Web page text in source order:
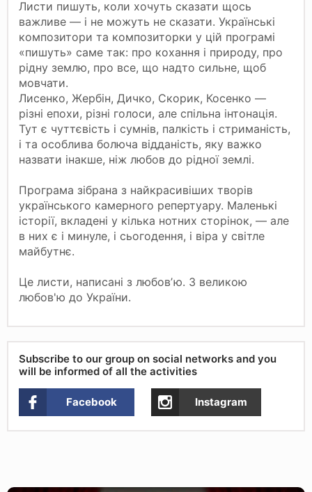
Листи пишуть, коли хочуть сказати щось
важливе — і не можуть не сказати. Українські
композитори та композиторки у цій програмі
«пишуть» саме так: про кохання і природу, про
рідну землю, про все, що надто сильне, щоб
мовчати.
Лисенко, Жербін, Дичко, Скорик, Косенко —
різні епохи, різні голоси, але спільна інтонація.
Тут є чуттєвість і сумнів, палкість і стриманість,
і та особлива болюча відданість, яку важко
назвати інакше, ніж любов до рідної землі.
Програма зібрана з найкрасивіших творів
українського камерного репертуару. Маленькі
історії, вкладені у кілька нотних сторінок, — але
в них є і минуле, і сьогодення, і віра у світле
майбутнє.
Це листи, написані з любовʼю. З великою
любов'ю до України.
Subscribe to our group on social networks and you
will be informed of all the activities
Facebook Instagram